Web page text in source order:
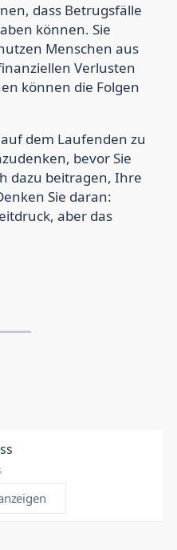
dass Betrugsfälle
können. Sie
Menschen aus
Verlusten
können die Folgen
dem Laufenden zu
bevor Sie
dazu beitragen, Ihre
Sie daran:
aber das